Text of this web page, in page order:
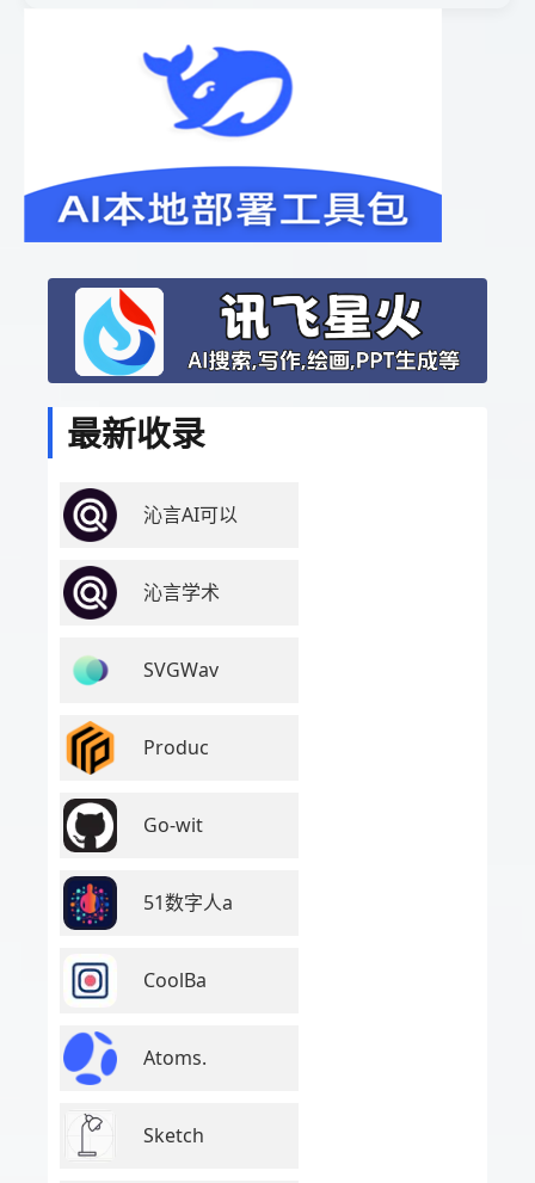
最新收录
沁言AI可以
沁言学术
SVGWav
Produc
Go-wit
51数字人a
CoolBa
Atoms.
Sketch